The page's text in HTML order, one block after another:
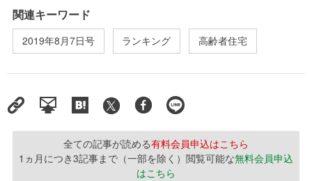
関連キーワード
2019年8月7日号 ランキング 高齢者住宅
全ての記事が読める有料会員申込はこちら
1ヵ月につき3記事まで（一部を除く）閲覧可能な無料会員申込
はこちら